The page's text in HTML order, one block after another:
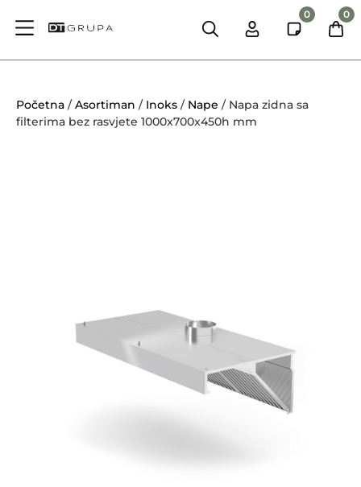
0 0
Početna /Asortiman / Inoks / Nape / Napa zidna sa
filterima bez rasvjete 1000x700x450h mm